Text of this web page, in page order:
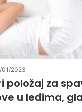
01/2023
položaj za
u leđima,